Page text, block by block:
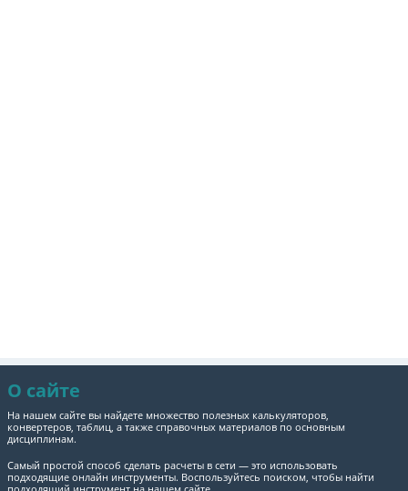
О сайте
На нашем сайте вы найдете множество полезных калькуляторов,
конвертеров, таблиц, а также справочных материалов по основным
дисциплинам.
Самый простой способ сделать расчеты в сети — это использовать
подходящие онлайн инструменты. Воспользуйтесь поиском, чтобы найти